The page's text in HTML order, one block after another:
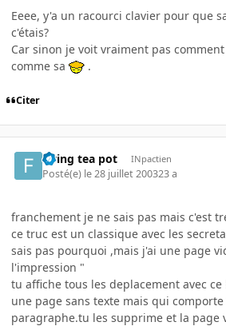
Eeee, y'a un racourci clavier pour que
c'étais?
Car sinon je voit vraiment pas
comme sa
.
Citer
flying tea pot INpactien
Posté(e) le 28 juillet 200323 a
franchement je ne sais pas mais c'est
ce truc est un classique avec les
sais pas pourquoi ,mais j'ai une page
l'impression "
tu affiche tous les deplacement avec
une page sans texte mais qui
paragraphe.tu les supprime et la page